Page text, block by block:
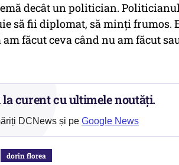
decât un politician.
să fii diplomat, să minţi frumos.
am făcut ceva când nu am făcut
curent cu ultimele noutăți.
DCNews și pe Google News
dorin florea